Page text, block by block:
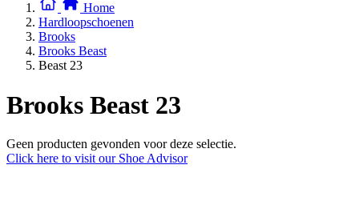
Home
Hardloopschoenen
Brooks
Brooks Beast
Beast 23
Brooks Beast 23
Geen producten gevonden voor deze selectie.
Click here to visit our Shoe Advisor